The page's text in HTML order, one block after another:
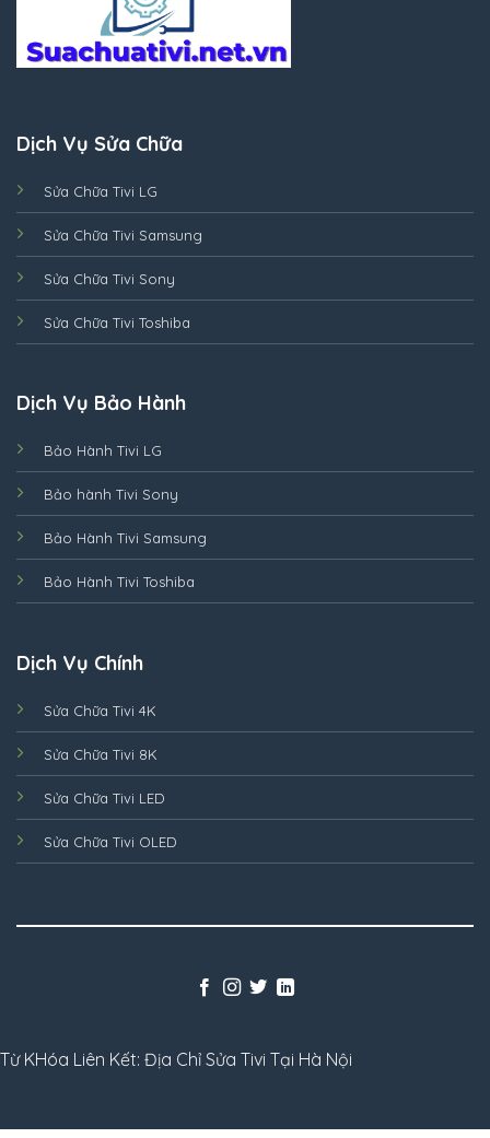
Dịch Vụ Sửa Chữa
Sửa Chữa Tivi LG
Sửa Chữa Tivi Samsung
Sửa Chữa Tivi Sony
Sửa Chữa Tivi Toshiba
Dịch Vụ Bảo Hành
Bảo Hành Tivi LG
Bảo hành Tivi Sony
Bảo Hành Tivi Samsung
Bảo Hành Tivi Toshiba
Dịch Vụ Chính
Sửa Chữa Tivi 4K
Sửa Chữa Tivi 8K
Sửa Chữa Tivi LED
Sửa Chữa Tivi OLED
Từ KHóa Liên Kết: Địa Chỉ Sửa Tivi Tại Hà Nội